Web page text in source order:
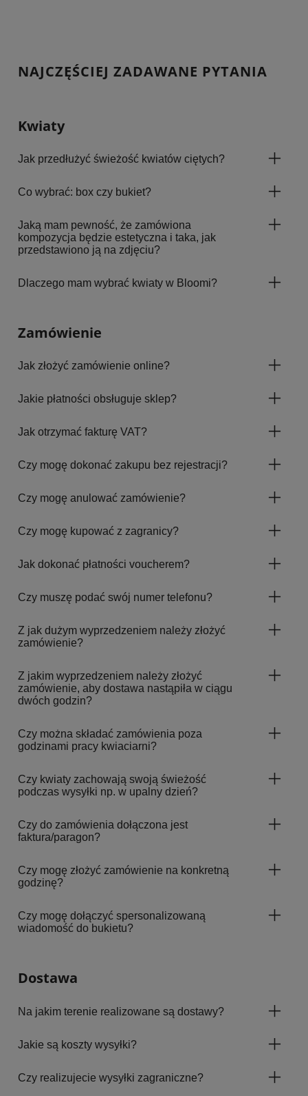
NAJCZĘŚCIEJ ZADAWANE PYTANIA
Kwiaty
Jak przedłużyć świeżość kwiatów ciętych?
Co wybrać: box czy bukiet?
Jaką mam pewność, że zamówiona
kompozycja będzie estetyczna i taka, jak
przedstawiono ją na zdjęciu?
Dlaczego mam wybrać kwiaty w Bloomi?
Zamówienie
Jak złożyć zamówienie online?
Jakie płatności obsługuje sklep?
Jak otrzymać fakturę VAT?
Czy mogę dokonać zakupu bez rejestracji?
Czy mogę anulować zamówienie?
Czy mogę kupować z zagranicy?
Jak dokonać płatności voucherem?
Czy muszę podać swój numer telefonu?
Z jak dużym wyprzedzeniem należy złożyć
zamówienie?
Z jakim wyprzedzeniem należy złożyć
zamówienie, aby dostawa nastąpiła w ciągu
dwóch godzin?
Czy można składać zamówienia poza
godzinami pracy kwiaciarni?
Czy kwiaty zachowają swoją świeżość
podczas wysyłki np. w upalny dzień?
Czy do zamówienia dołączona jest
faktura/paragon?
Czy mogę złożyć zamówienie na konkretną
godzinę?
Czy mogę dołączyć spersonalizowaną
wiadomość do bukietu?
Dostawa
Na jakim terenie realizowane są dostawy?
Jakie są koszty wysyłki?
Czy realizujecie wysyłki zagraniczne?